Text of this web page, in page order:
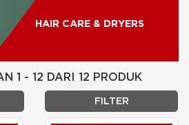
HAIR CARE & DRYERS
1 - 12 DARI 12 PRODUK
FILTER